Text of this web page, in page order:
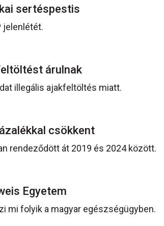
sertéspestis
jelenlétét.
árulnak
illegális ajakfeltöltés miatt.
csökkent
rendeződött át 2019 és 2024 között.
Egyetem
mi folyik a magyar egészségügyben.